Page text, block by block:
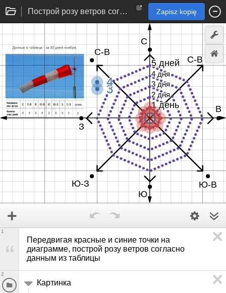
Построй розу ветров согласно данным из таблицы Zapisz kopię
Передвигая красные и синие точки на
диаграмме, построй розу ветров согласно
данным из таблицы
1
Картинка
2